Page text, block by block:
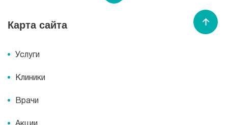
Карта сайта
Услуги
Клиники
Врачи